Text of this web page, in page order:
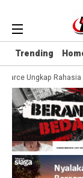
Trending
Ungkap Rahasia